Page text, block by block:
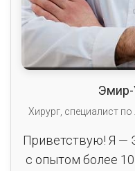
Эмир-
Хирург, специалист
Приветствую! Я —
с опытом более